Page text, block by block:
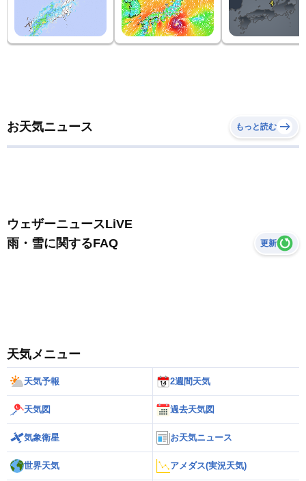
お天気ニュース もっと読む
ウェザーニュースLiVE
雨・雪に関するFAQ
更新
天気メニュー
天気予報 2週間天気
天気図 過去天気図
気象衛星 お天気ニュース
世界天気 アメダス(実況天気)